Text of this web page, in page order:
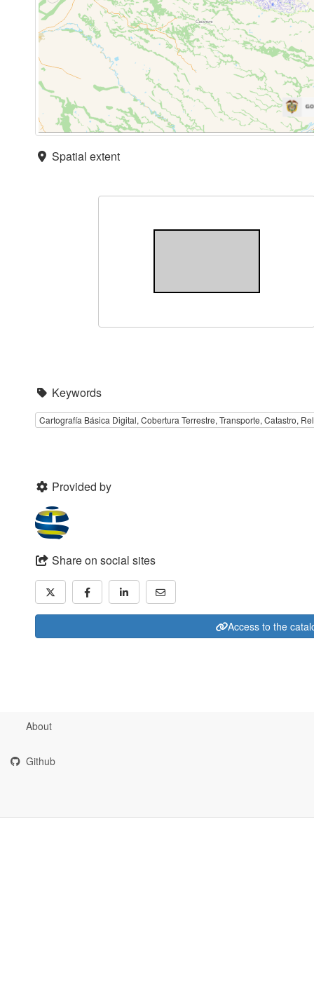
Spatial extent
Keywords
Cartografía Básica Digital, Cobertura Terrestre, Transporte, Catastro,
Provided by
Share on social sites
Access to the
About
Github